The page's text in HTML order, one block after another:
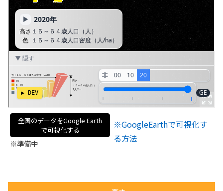
全国のデータをGoogle Earth
で可視化する
※準備中
※GoogleEarthで可視化す
る方法